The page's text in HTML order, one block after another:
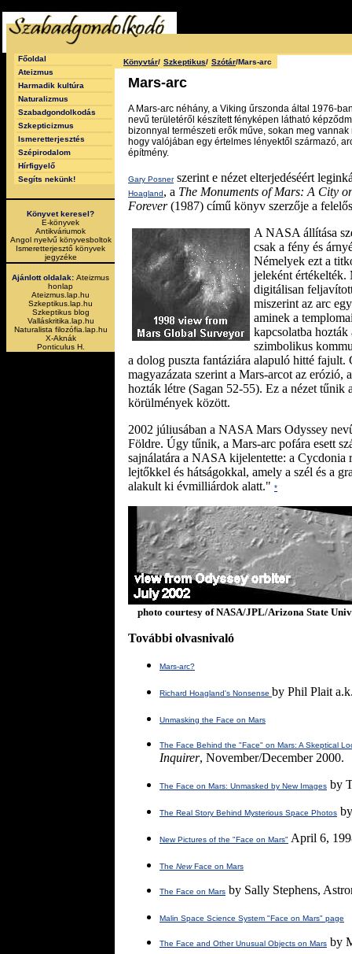
Főoldal
Ateizmus
Harmadik kultúra
Naturalizmus
Szabadgondolkodás
Szkepticizmus
Ismeretterjesztés
Szépirodalom
Hírfigyelő
Segíts nekünk!
Könyvet keresel?
E-könyvek
Antikváriumok
Angol nyelvű könyvesboltok
Ismeretterjesztő könyvek
jegyzéke
Ajánlott oldalak: Ateizmus
honlap
Ateizmus.lap.hu
Szkeptikus.lap.hu
Szkeptikus blog
Valláskritika.lap.hu
Naturalista filozófia.lap.hu
X-Aknák
Ponticulus H.
Könyvtár/ Szkeptikus/ Szótár/Mars-arc
Mars-arc
A Mars-arc néhány, a Viking űrszonda által 1976-
nevű területéről készített fényképen látható
bizonnyal természeti erők műve, sokan meg
hogy valójában egy értelmes lényektől származó,
építmény.
Gary Posnerszerint e nézet elterjedéséért
Hoagland, a The Monuments of Mars: A City
Forever(1987) című könyv szerzője a
A NASA állítása
csak a fény és
Némelyek ezt a
jeleként értékelték.
digitálisan
miszerint az arc
aminek a
kapcsolatba
szimbolikus
a dolog puszta fantáziára alapuló hitté fajult.
magyazázata szerint a Mars-arcot az erózió,
hozták létre (Sagan 52-55). Ez a nézet tűnik
körülmények között.
2002 júliusában a NASA Mars Odyssey
Földre. Úgy tűnik, a Mars-arc pofára esett
sajnálatára a NASA kijelentette: a
lejtőkkel és hátságokkal, amely a szél és a
alakult ki évmilliárdok alatt." *
photo courtesy of NASA/JPL/Arizona State
További olvasnivaló
Mars-arc?
Richard Hoagland's Nonsense by Phil Plait
Unmasking the Face on Mars
The Face Behind the "Face" on Mars: A Skeptical
Inquirer, November/December 2000.
The Face on Mars: Unmasked by New Images by
The Real Story Behind Mysterious Space Photos
New Pictures of the "Face on Mars" April 6,
The NewFace on Mars
The Face on Mars by Sally Stephens,
Malin Space Science System "Face on Mars" page
The Face and Other Unusual Objects on Mars by